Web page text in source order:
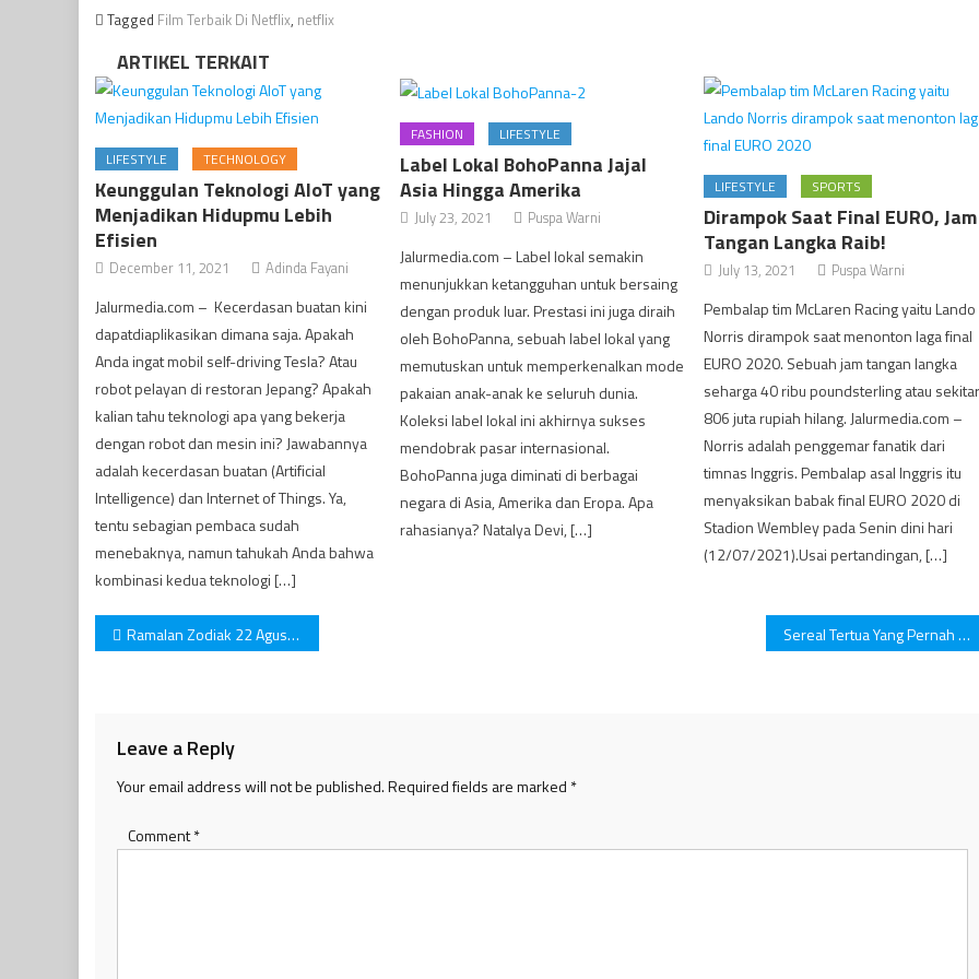
Tagged Film Terbaik Di Netflix, netflix
ARTIKEL TERKAIT
LIFESTYLE TECHNOLOGY
Keunggulan Teknologi AIoT yang
Menjadikan Hidupmu Lebih
Efisien
December 11, 2021 Adinda Fayani
Jalurmedia.com – Kecerdasan buatan kini
dapatdiaplikasikan dimana saja. Apakah
Anda ingat mobil self-driving Tesla? Atau
robot pelayan di restoran Jepang? Apakah
kalian tahu teknologi apa yang bekerja
dengan robot dan mesin ini? Jawabannya
adalah kecerdasan buatan (Artificial
Intelligence) dan Internet of Things. Ya,
tentu sebagian pembaca sudah
menebaknya, namun tahukah Anda bahwa
kombinasi kedua teknologi […]
FASHION LIFESTYLE
Label Lokal BohoPanna Jajal
Asia Hingga Amerika
July 23, 2021 Puspa Warni
Jalurmedia.com – Label lokal semakin
menunjukkan ketangguhan untuk bersaing
dengan produk luar. Prestasi ini juga diraih
oleh BohoPanna, sebuah label lokal yang
memutuskan untuk memperkenalkan mode
pakaian anak-anak ke seluruh dunia.
Koleksi label lokal ini akhirnya sukses
mendobrak pasar internasional.
BohoPanna juga diminati di berbagai
negara di Asia, Amerika dan Eropa. Apa
rahasianya? Natalya Devi, […]
LIFESTYLE SPORTS
Dirampok Saat Final EURO, Jam
Tangan Langka Raib!
July 13, 2021 Puspa Warni
Pembalap tim McLaren Racing yaitu Lando
Norris dirampok saat menonton laga final
EURO 2020. Sebuah jam tangan langka
seharga 40 ribu poundsterling atau
806 juta rupiah hilang. Jalurmedia.com –
Norris adalah penggemar fanatik dari
timnas Inggris. Pembalap asal Inggris itu
menyaksikan babak final EURO 2020 di
Stadion Wembley pada Senin dini hari
(12/07/2021).Usai pertandingan, […]
Post
Ramalan Zodiak 22 Agustus, Banyak Yang Mengalami Keberuntungan! Sereal Tertua Yang Pernah Dibuat Di Dunia. Intip Daftarnya Yuk!
Leave a Reply
Your email address will not be published.Required fields are marked *
Comment*